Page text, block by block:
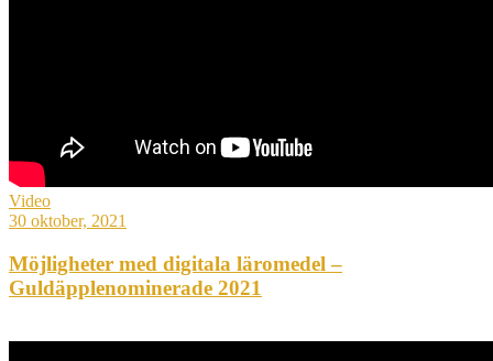
Video
30 oktober, 2021
Möjligheter med digitala läromedel –
Guldäpplenominerade 2021